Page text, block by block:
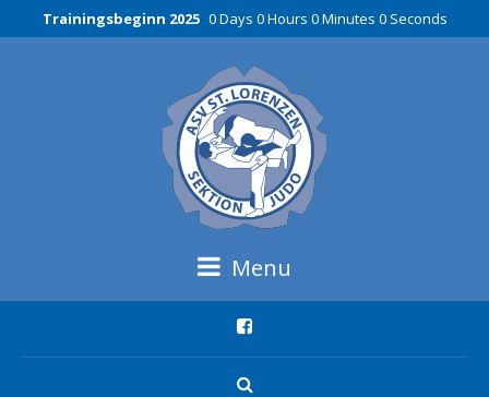
Trainingsbeginn 2025 0 Days 0 Hours 0 Minutes 0 Seconds
Menu